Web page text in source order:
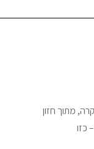
יוקרה, מתוך חזון
כזו